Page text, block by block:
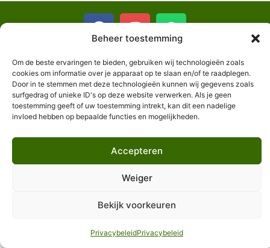
Beheer toestemming
Om de beste ervaringen te bieden, gebruiken wij technologieën zoals
cookies om informatie over je apparaat op te slaan en/of te raadplegen.
Door in te stemmen met deze technologieën kunnen wij gegevens zoals
surfgedrag of unieke ID's op deze website verwerken. Als je geen
toestemming geeft of uw toestemming intrekt, kan dit een nadelige
invloed hebben op bepaalde functies en mogelijkheden.
Accepteren
Weiger
Bekijk voorkeuren
PrivacybeleidPrivacybeleid
Algemene voorwaarden
@ 2025 LaatZeLos
Alle rechten voorbehouden
Geoptimaliseerd door Twin Fin